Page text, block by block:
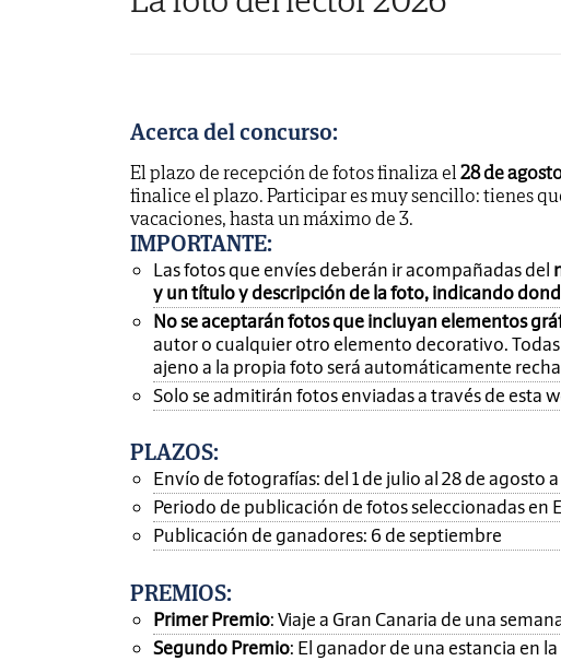
Acerca del concurso:
El plazo de recepción de fotos finaliza el28 de
finalice el plazo. Participar es muy sencillo: tienes
vacaciones, hasta un máximo de 3.
IMPORTANTE:
Las fotos que envíes deberán ir acompañadas del
y un título y descripción de la foto, indicando
No se aceptarán fotos que incluyan elementos
autor o cualquier otro elemento decorativo.
ajeno a la propia foto será automáticamente
Solo se admitirán fotos enviadas a través de esta
PLAZOS:
Envío de fotografías: del 1 de julio al 28 de agosto
Periodo de publicación de fotos seleccionadas en
Publicación de ganadores: 6 de septiembre
PREMIOS:
Primer Premio: Viaje a Gran Canaria de una
Segundo Premio: El ganador de una estancia en